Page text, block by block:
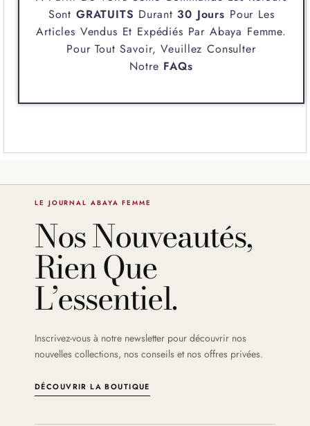
Sont GRATUITS Durant 30 Jours Pour Les
Articles Vendus Et Expédiés Par Abaya Femme.
Pour Tout Savoir, Veuillez Consulter
Notre FAQs
LE JOURNAL ABAYA FEMME
Nos Nouveautés,
Rien Que
L’essentiel.
Inscrivez-vous à notre newsletter pour découvrir nos
nouvelles collections, nos conseils et nos offres privées.
DÉCOUVRIR LA BOUTIQUE